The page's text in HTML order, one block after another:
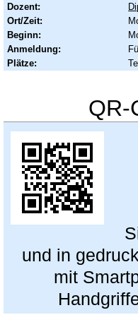
Dozent:
Ort/Zeit:
Beginn:
Anmeldung:
Plätze:
QR-
und in
mit